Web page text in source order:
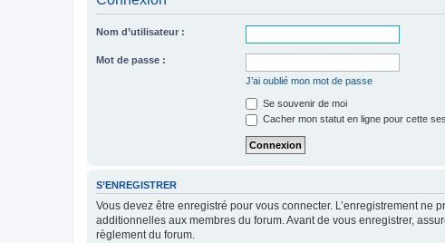
Nom d’utilisateur :
Mot de passe :
J’ai oublié mon mot de passe
Se souvenir de moi
Cacher mon statut en ligne pour cette
S’ENREGISTRER
Vous devez être enregistré pour vous connecter. L’enregistrement
additionnelles aux membres du forum. Avant de vous enregistrer,
règlement du forum.